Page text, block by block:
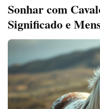
Sonhar com
Significado e